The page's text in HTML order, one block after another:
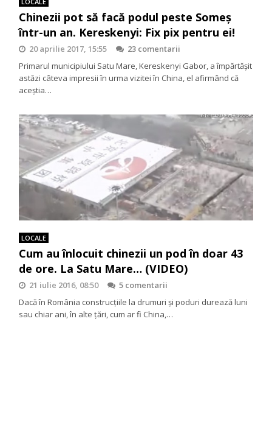
Chinezii pot să facă podul peste Someş
într-un an. Kereskenyi: Fix pix pentru ei!
20 aprilie 2017, 15:55
23 comentarii
Primarul municipiului Satu Mare, Kereskenyi Gabor, a împărtăşit
astăzi câteva impresii în urma vizitei în China, el afirmând că
aceştia…
LOCALE
Cum au înlocuit chinezii un pod în doar 43
de ore. La Satu Mare… (VIDEO)
21 iulie 2016, 08:50
5 comentarii
Dacă în România construcţiile la drumuri şi poduri durează luni
sau chiar ani, în alte ţări, cum ar fi China,…